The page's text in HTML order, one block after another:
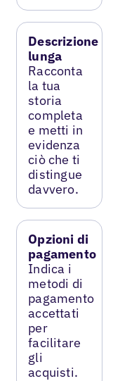
Descrizione
lunga
Racconta
la tua
storia
completa
e metti in
evidenza
ciò che ti
distingue
davvero.
Opzioni di
pagamento
Indica i
metodi di
pagamento
accettati
per
facilitare
gli
acquisti.